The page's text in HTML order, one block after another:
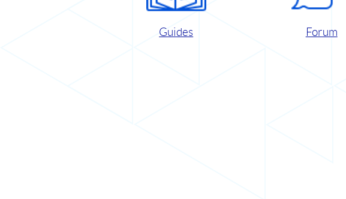
Guides Forum